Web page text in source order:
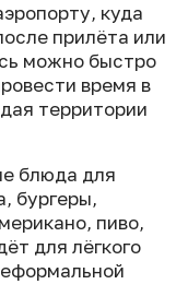
куда
прилёта или
можно быстро
время в
территории
блюда для
бургеры,
пиво,
для лёгкого